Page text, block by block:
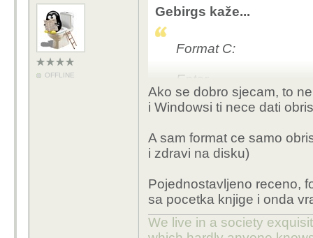
OFFLINE
Gebirgs kaže...
Format C:
Enter
Ako se dobro sjecam, to
i Windowsi ti nece dati
A sam format ce samo
i zdravi na disku)
Pojednostavljeno receno,
sa pocetka knjige i onda
We live in a society